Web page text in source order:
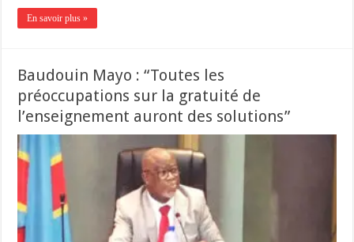
En savoir plus »
Baudouin Mayo : “Toutes les
préoccupations sur la gratuité de
l’enseignement auront des solutions”